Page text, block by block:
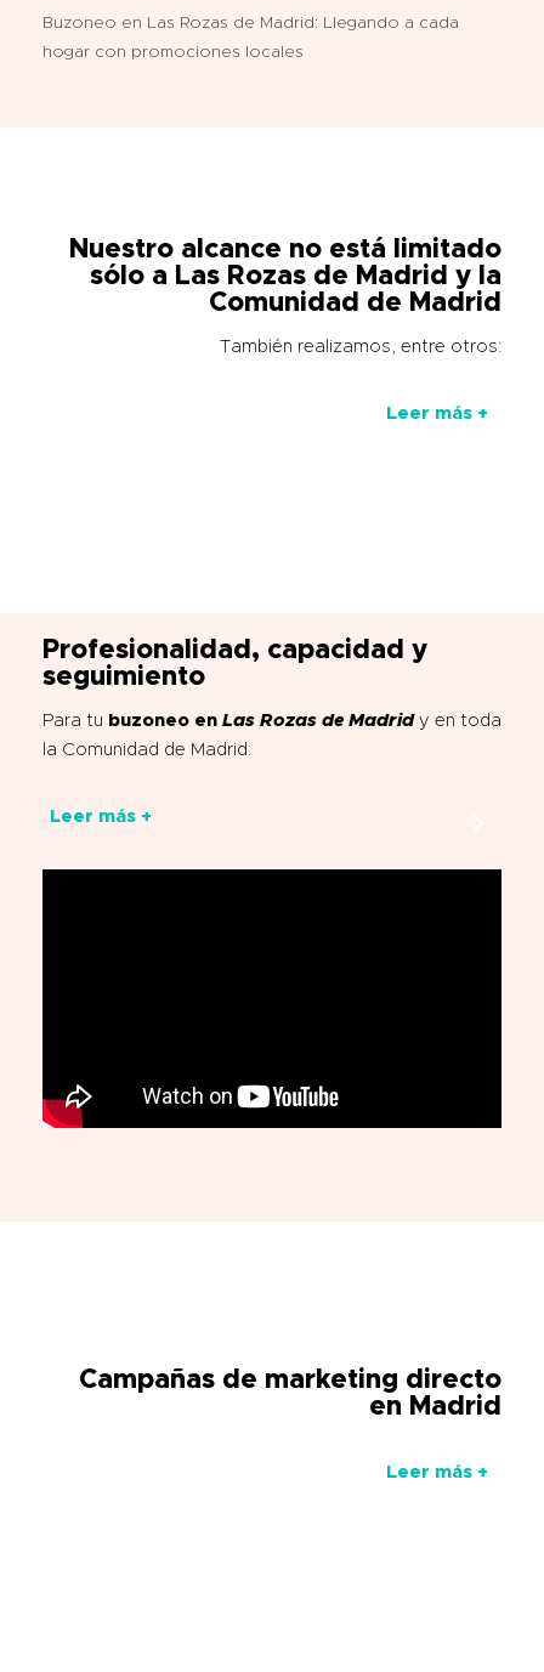
Buzoneo en Las Rozas de Madrid: Llegando a cada
hogar con promociones locales
Nuestro alcance no está limitado
sólo a Las Rozas de Madrid y la
Comunidad de Madrid
También realizamos, entre otros:
Leer más +
Profesionalidad, capacidad y
seguimiento
Para tu buzoneo en Las Rozas de Madridy en toda
la Comunidad de Madrid.
Leer más +
Campañas de marketing directo
en Madrid
Leer más +